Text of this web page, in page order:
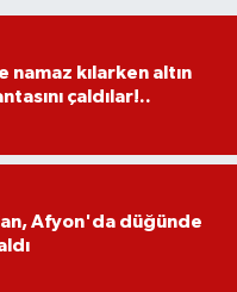
namaz kılarken altın
çaldılar!..
Afyon'da düğünde